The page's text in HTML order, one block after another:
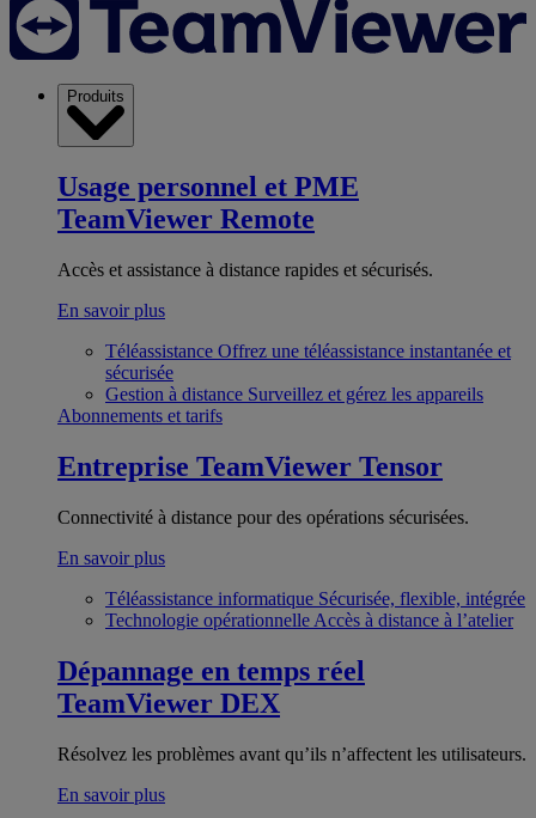
Produits
Usage personnel et PME
TeamViewer Remote
Accès et assistance à distance rapides et sécurisés.
En savoir plus
Téléassistance Offrez une téléassistance instantanée et
sécurisée
Gestion à distance Surveillez et gérez les appareils
Abonnements et tarifs
Entreprise TeamViewer Tensor
Connectivité à distance pour des opérations sécurisées.
En savoir plus
Téléassistance informatique Sécurisée, flexible, intégrée
Technologie opérationnelle Accès à distance à l’atelier
Dépannage en temps réel
TeamViewer DEX
Résolvez les problèmes avant qu’ils n’affectent les utilisateurs.
En savoir plus